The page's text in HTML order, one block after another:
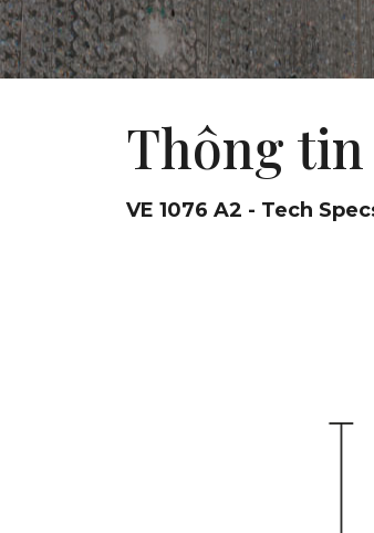
Thông tin
VE 1076 A2 - Tech